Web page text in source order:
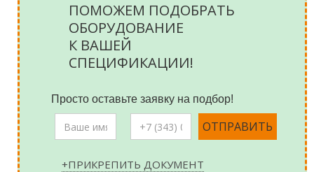
ПОМОЖЕМ ПОДОБРАТЬ
ОБОРУДОВАНИЕ
К ВАШЕЙ
СПЕЦИФИКАЦИИ!
Просто оставьте заявку на подбор!
+ПРИКРЕПИТЬ ДОКУМЕНТ